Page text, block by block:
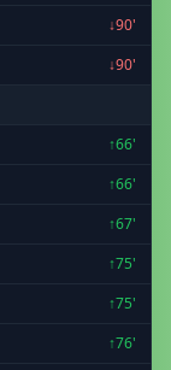
↓90'
↓90'
↑66'
↑66'
↑67'
↑75'
↑75'
↑76'